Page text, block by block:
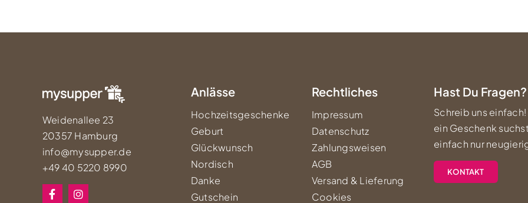
Weidenallee 23
20357 Hamburg
info@mysupper.de
+49 40 5220 8990
Anlässe
Hochzeitsgeschenke
Geburt
Glückwunsch
Nordisch
Danke
Gutschein
Rechtliches
Impressum
Datenschutz
Zahlungsweisen
AGB
Versand & Lieferung
Cookies
Hast Du Fragen?
Schreib uns
ein Geschenk
einfach nur
KONTAKT